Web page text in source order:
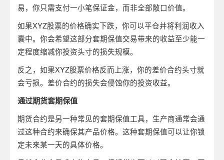
易，你只需支付一小笔保证金，而非全部敞口价值。
如果XYZ股票的价格确实下跌，你可以平仓并将利润收入
囊中。你会希望这部分套期保值交易带来的收益至少能一
定程度缩减你投资头寸的损失规模。
反之，如果XYZ股票价格反而上涨，你的差价合约头寸就
会亏损。差价合约的损失会侵蚀你的投资收益。
通过期货套期保值
期货合约是另一种常见的套期保值工具，生产商通常会通
过这种合约来确保其产品价格。这种套期保值可以让你锁
定未来某一天的具体价格。